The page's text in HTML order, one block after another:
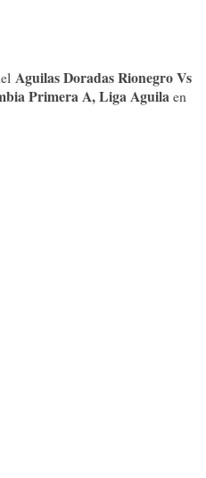
Aguilas Doradas Rionegro Vs
Primera A, Liga Aguilaen